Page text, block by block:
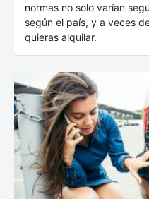
normas no solo varían
según el país, y a veces
quieras alquilar.